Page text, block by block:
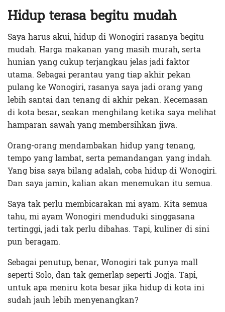
Hidup terasa begitu mudah
Saya harus akui, hidup di Wonogiri rasanya begitu
mudah. Harga makanan yang masih murah, serta
hunian yang cukup terjangkau jelas jadi faktor
utama. Sebagai perantau yang tiap akhir pekan
pulang ke Wonogiri, rasanya saya jadi orang yang
lebih santai dan tenang di akhir pekan. Kecemasan
di kota besar, seakan menghilang ketika saya melihat
hamparan sawah yang membersihkan jiwa.
Orang-orang mendambakan hidup yang tenang,
tempo yang lambat, serta pemandangan yang indah.
Yang bisa saya bilang adalah, coba hidup di Wonogiri.
Dan saya jamin, kalian akan menemukan itu semua.
Saya tak perlu membicarakan mi ayam. Kita semua
tahu, mi ayam Wonogiri menduduki singgasana
tertinggi, jadi tak perlu dibahas. Tapi, kuliner di sini
pun beragam.
Sebagai penutup, benar, Wonogiri tak punya mall
seperti Solo, dan tak gemerlap seperti Jogja. Tapi,
untuk apa meniru kota besar jika hidup di kota ini
sudah jauh lebih menyenangkan?